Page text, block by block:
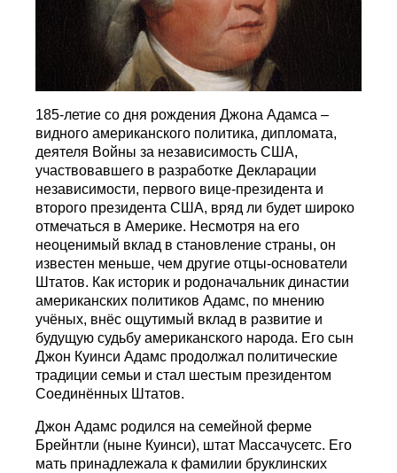
185-летие со дня рождения Джона Адамса –
видного американского политика, дипломата,
деятеля Войны за независимость США,
участвовавшего в разработке Декларации
независимости, первого вице-президента и
второго президента США, вряд ли будет широко
отмечаться в Америке. Несмотря на его
неоценимый вклад в становление страны, он
известен меньше, чем другие отцы-основатели
Штатов. Как историк и родоначальник династии
американских политиков Адамс, по мнению
учёных, внёс ощутимый вклад в развитие и
будущую судьбу американского народа. Его сын
Джон Куинси Адамс продолжал политические
традиции семьи и стал шестым президентом
Соединённых Штатов.
Джон Адамс родился на семейной ферме
Брейнтли (ныне Куинси), штат Массачусетс. Eго
мать принадлежала к фамилии бруклинских